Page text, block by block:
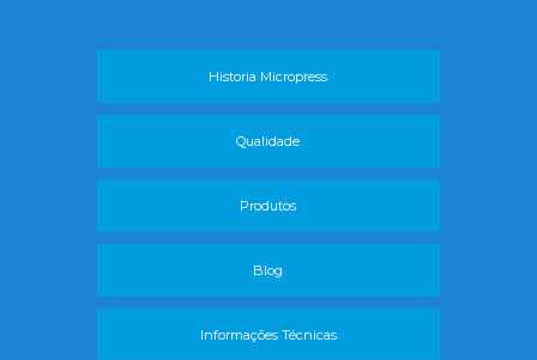
Historia Micropress
Qualidade
Produtos
Blog
Informações Técnicas